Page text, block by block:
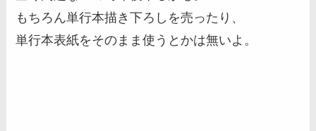
もちろん単行本描き下ろしを売ったり、
単行本表紙をそのまま使うとかは無いよ。